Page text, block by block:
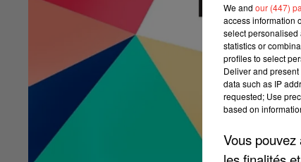
We and our (447)
access information
select personalised
statistics or
profiles to select
Deliver and
data such as IP
requested; Use
based on
Vous